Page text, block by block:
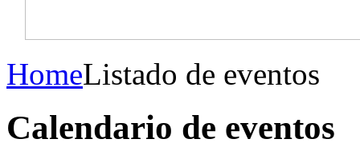
HomeListado de eventos
Calendario de eventos